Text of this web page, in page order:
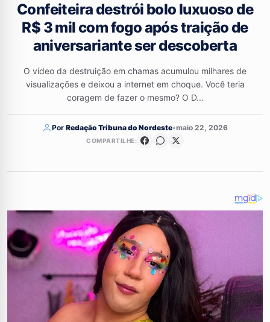
Confeiteira destrói bolo luxuoso de
R$ 3 mil com fogo após traição de
aniversariante ser descoberta
O vídeo da destruição em chamas acumulou milhares de
visualizações e deixou a internet em choque. Você teria
coragem de fazer o mesmo? O D...
Por Redação Tribuna do Nordeste•maio 22, 2026
COMPARTILHE: